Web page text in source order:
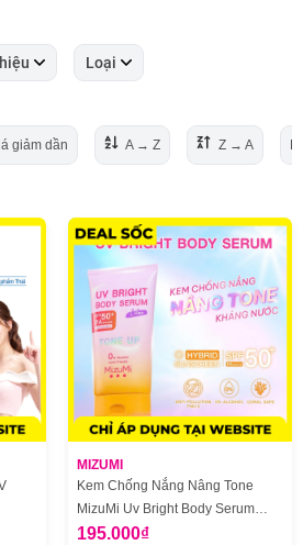
Loại
giảm dần A → Z Z → A
MIZUMI
Kem Chống Nắng Nâng Tone
MizuMi Uv Bright Body Serum
Tone Up 120ml
195.000₫